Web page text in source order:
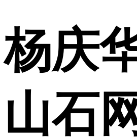
杨庆
山石